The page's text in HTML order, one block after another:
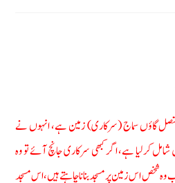
گاؤں سماج (سرکاری) زمین ہے، انہوں نے
کرلیا ہے، اگر کبھی سرکاری جانچ آئے تو وہ
شخص اس زمین پر مسجد بنانا چاہتے ہیں، اس مسجد